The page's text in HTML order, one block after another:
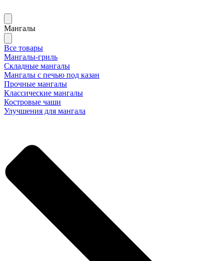
Мангалы
Все товары
Мангалы-гриль
Складные мангалы
Мангалы с печью под казан
Прочные мангалы
Классические мангалы
Костровые чаши
Улучшения для мангала